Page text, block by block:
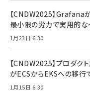
【CNDW2025】Grafana
最小限の労力で実用的な
1月23日 6:30
【CNDW2025】プロダク
がECSからEKSへの移行
1月15日 6:30